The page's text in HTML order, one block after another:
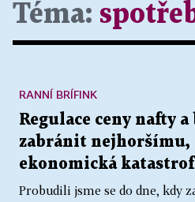
Téma:
Regulace ceny nafty
zabránit nejhoršímu,
ekonomická
Probudili jsme se do dne, kdy
RANNÍ BRÍFINK